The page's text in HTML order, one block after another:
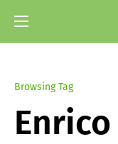
Browsing Tag